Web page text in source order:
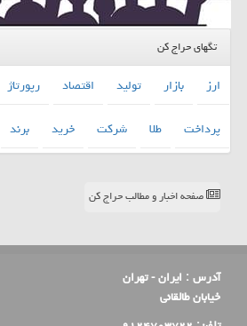
تگهای حراج کن
ارز بازار تولید اقتصاد رپورتاژ
پرداخت
طلا شركت خرید برند
صفحه اخبار و مطالب حراج کن
آدرس : ایران - تهران
خیابان طالقانی